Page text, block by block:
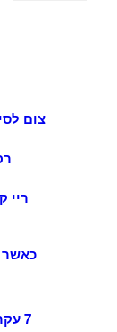
צום
ריי
7 עקרונות לחיים בריאים שמחים ומוצלחים...